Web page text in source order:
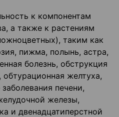
к компонентам
а также к растениям
таким как
пижма, полынь, астра,
болезнь, обструкция
желтуха,
печени,
железы,
и двенадцатиперстной